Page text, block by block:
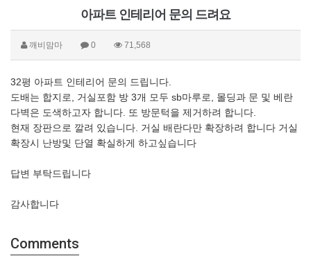
아파트 인테리어 문의 드려요
깨비맘마 0 71,568
32평 아파트 인테리어 문의 드립니다.
도배는 합지로, 거실포함 방 3개 모두 sb마루로, 몰딩과 문 및 베란
다벽은 도색하고자 합니다. 또 방문턱을 제거하려 합니다.
현재 장판으로 깔려 있습니다. 거실 배란다만 확장하려 합니다 거실
확장시 난방및 단열 확실하게 하고싶습니다
답변 부탁드립니다
감사합니다
Comments